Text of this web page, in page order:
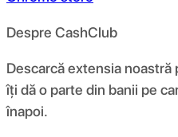
Despre CashClub
Descarcă extensia
îți dă o parte din banii pe
înapoi.